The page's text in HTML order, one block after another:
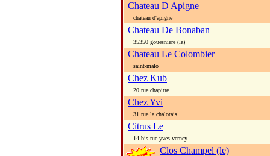
Chateau D Apigne
chateau d'apigne
Chateau De Bonaban
35350 gouesniere (la)
Chateau Le Colombier
saint-malo
Chez Kub
20 rue chapitre
Chez Yvi
31 rue la chalotais
Citrus Le
14 bis rue yves verney
Clos Champel (le)